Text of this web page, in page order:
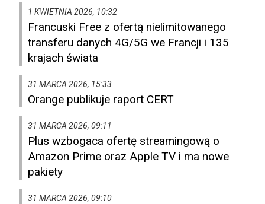
1 KWIETNIA 2026, 10:32
Francuski Free z ofertą nielimitowanego
transferu danych 4G/5G we Francji i 135
krajach świata
31 MARCA 2026, 15:33
Orange publikuje raport CERT
31 MARCA 2026, 09:11
Plus wzbogaca ofertę streamingową o
Amazon Prime oraz Apple TV i ma nowe
pakiety
31 MARCA 2026, 09:10